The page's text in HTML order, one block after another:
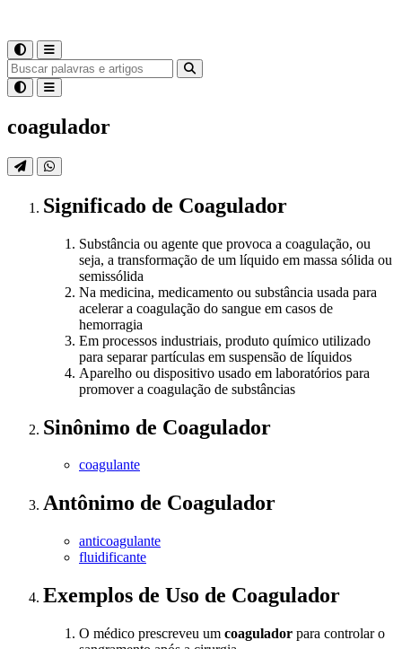
coagulador
Significado de Coagulador
Substância ou agente que provoca a coagulação, ou
seja, a transformação de um líquido em massa sólida ou
semissólida
Na medicina, medicamento ou substância usada para
acelerar a coagulação do sangue em casos de
hemorragia
Em processos industriais, produto químico utilizado
para separar partículas em suspensão de líquidos
Aparelho ou dispositivo usado em laboratórios para
promover a coagulação de substâncias
Sinônimo de Coagulador
coagulante
Antônimo de Coagulador
anticoagulante
fluidificante
Exemplos de Uso de Coagulador
O médico prescreveu um coagulador para controlar o